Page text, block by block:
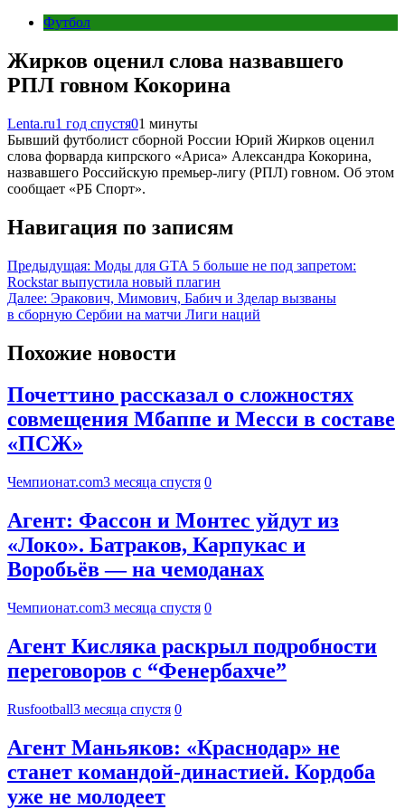
Футбол
Жирков оценил слова назвавшего
РПЛ говном Кокорина
Lenta.ru1 год спустя01 минуты
Бывший футболист сборной России Юрий Жирков оценил
слова форварда кипрского «Ариса» Александра Кокорина,
назвавшего Российскую премьер-лигу (РПЛ) говном. Об этом
сообщает «РБ Спорт».
Навигация по записям
Предыдущая: Моды для GTA 5 больше не под запретом:
Rockstar выпустила новый плагин
Далее: Эракович, Мимович, Бабич и Зделар вызваны
в сборную Сербии на матчи Лиги наций
Похожие новости
Почеттино рассказал о сложностях
совмещения Мбаппе и Месси в составе
«ПСЖ»
Чемпионат.com3 месяца спустя 0
Агент: Фассон и Монтес уйдут из
«Локо». Батраков, Карпукас и
Воробьёв — на чемоданах
Чемпионат.com3 месяца спустя 0
Агент Кисляка раскрыл подробности
переговоров с “Фенербахче”
Rusfootball3 месяца спустя 0
Агент Маньяков: «Краснодар» не
станет командой-династией. Кордоба
уже не молодеет